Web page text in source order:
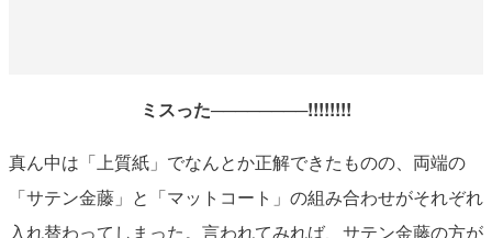
ミスった────────!!!!!!!!
真ん中は「上質紙」でなんとか正解できたものの、両端の
「サテン金藤」と「マットコート」の組み合わせがそれぞれ
入れ替わってしまった。言われてみれば、サテン金藤の方が